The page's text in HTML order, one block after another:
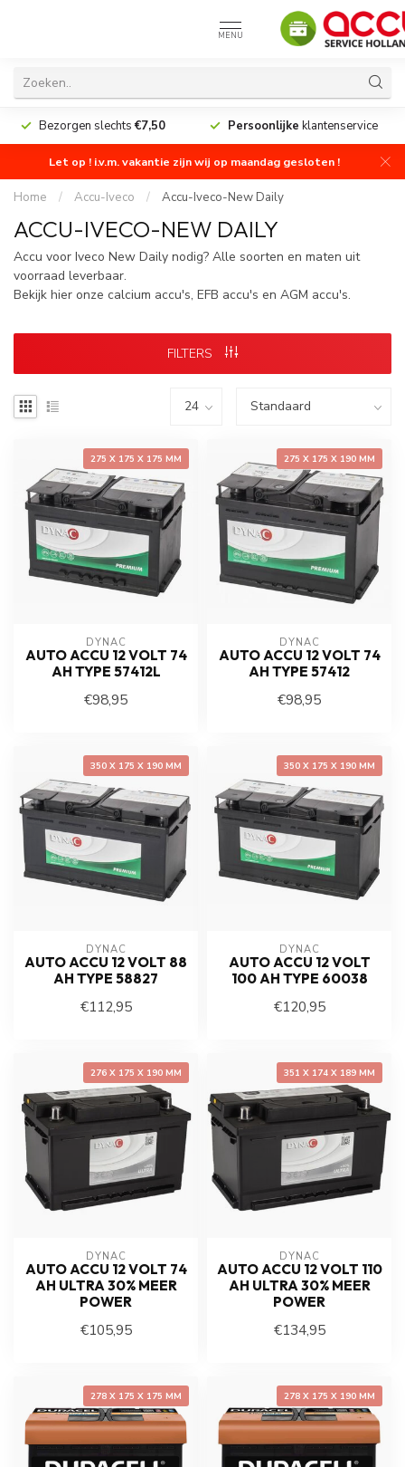
MENU
Bezorgen slechts€7,50 Persoonlijke klantenservice
Let op ! i.v.m. vakantie zijn wij op maandag gesloten !
Home / Accu-Iveco / Accu-Iveco-New Daily
ACCU-IVECO-NEW DAILY
Accu voor Iveco New Daily nodig? Alle soorten en maten uit
voorraad leverbaar.
Bekijk hier onze calcium accu's, EFB accu's en AGM accu's.
FILTERS
275 X 175 X 175 MM
DYNAC
AUTO ACCU 12 VOLT 74
AH TYPE 57412L
€98,95
275 X 175 X 190 MM
DYNAC
AUTO ACCU 12 VOLT 74
AH TYPE 57412
€98,95
350 X 175 X 190 MM
DYNAC
AUTO ACCU 12 VOLT 88
AH TYPE 58827
€112,95
350 X 175 X 190 MM
DYNAC
AUTO ACCU 12 VOLT
100 AH TYPE 60038
€120,95
276 X 175 X 190 MM
DYNAC
AUTO ACCU 12 VOLT 74
AH ULTRA 30% MEER
POWER
€105,95
351 X 174 X 189 MM
DYNAC
AUTO ACCU 12 VOLT 110
AH ULTRA 30% MEER
POWER
€134,95
278 X 175 X 175 MM 278 X 175 X 190 MM